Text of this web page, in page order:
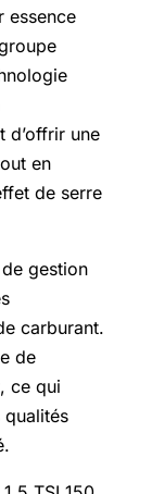
essence
d’offrir une
en
de serre
gestion
carburant.
de
ce qui
qualités